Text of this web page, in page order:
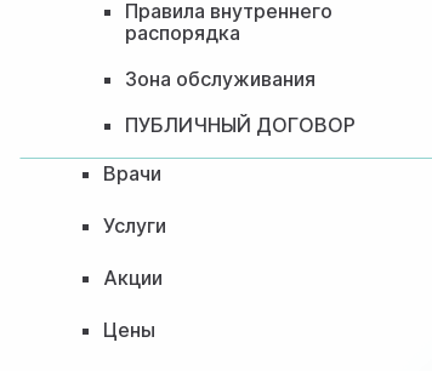
Правила внутреннего
распорядка
Зона обслуживания
ПУБЛИЧНЫЙ ДОГОВОР
Врачи
Услуги
Акции
Цены